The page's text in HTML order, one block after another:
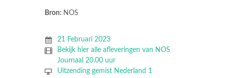
Bron: NOS
21 Februari 2023
Bekijk hier alle afleveringen van NOS
Journaal 20.00 uur
Uitzending gemist Nederland 1